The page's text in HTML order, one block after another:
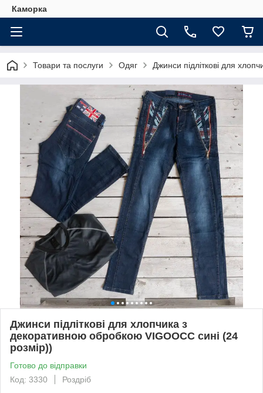
Каморка
Товари та послуги Одяг Джинси підліткові для
Джинси підліткові для хлопчика з
декоративною обробкою VIGOOCC сині (24
розмір))
Готово до відправки
Код: 3330
Роздріб